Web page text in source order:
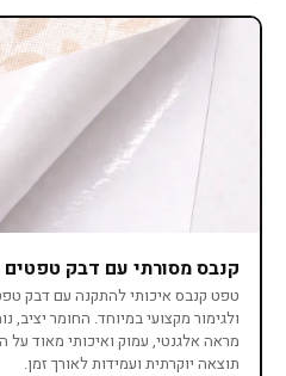
קנבס מסורתי עם דבק טפטים
טפט קנבס איכותי להתקנה עם דבק
ולגימור מקצועי במיוחד. החומר יציב,
מראה אלגנטי, עמוק ואיכותי מאוד
תוצאה יוקרתית ועמידות לאורך זמן.